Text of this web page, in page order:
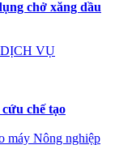
chở xăng dầu
VỤ
chế tạo
máy Nông nghiệp